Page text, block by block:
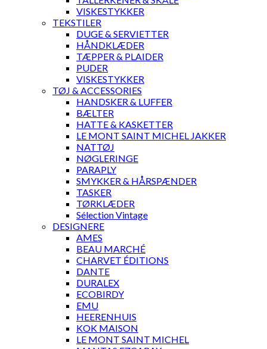
VISKESTYKKER
TEKSTILER
DUGE & SERVIETTER
HÅNDKLÆDER
TÆPPER & PLAIDER
PUDER
VISKESTYKKER
TØJ & ACCESSORIES
HANDSKER & LUFFER
BÆLTER
HATTE & KASKETTER
LE MONT SAINT MICHEL JAKKER
NATTØJ
NØGLERINGE
PARAPLY
SMYKKER & HÅRSPÆNDER
TASKER
TØRKLÆDER
Sélection Vintage
DESIGNERE
AMES
BEAU MARCHÉ
CHARVET ÉDITIONS
DANTE
DURALEX
ECOBIRDY
EMU
HEERENHUIS
KOK MAISON
LE MONT SAINT MICHEL